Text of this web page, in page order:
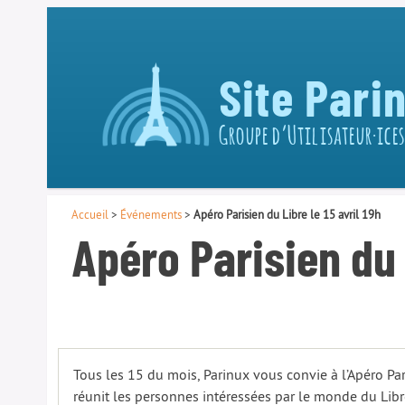
Site
Groupe
Accueil > Événements> Apéro Parisien du Libre le 15 avril 19h
Apéro Parisien
Tous les 15 du mois, Parinux vous convie à l’Apéro
réunit les personnes intéressées par le monde du